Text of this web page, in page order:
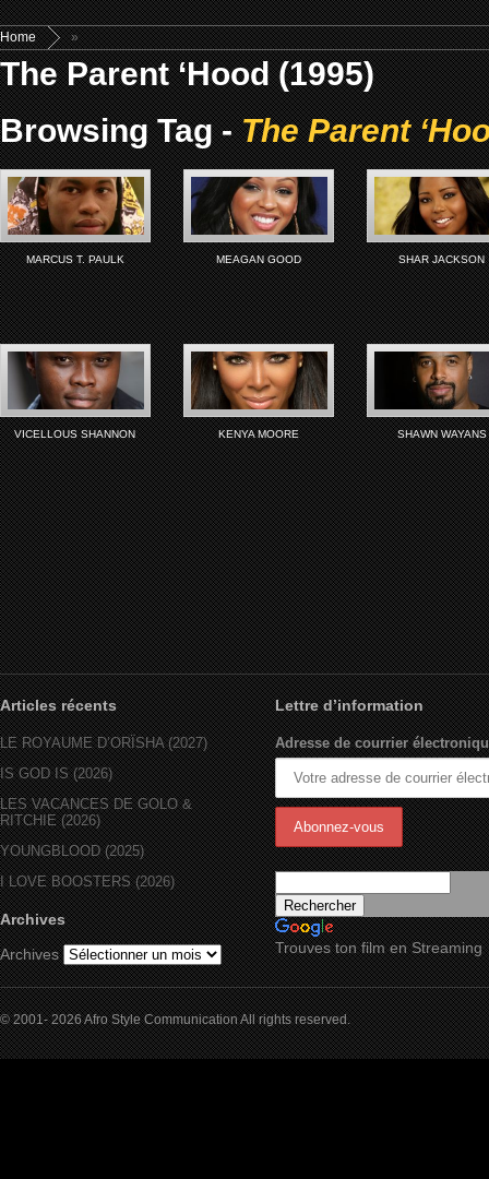
Home »
The Parent ‘Hood (1995)
Browsing Tag -The Parent
MARCUS T. PAULK MEAGAN GOOD SHAR JACKSON
VICELLOUS SHANNON KENYA MOORE SHAWN WAYANS
Articles récents
LE ROYAUME D’ORÏSHA (2027)
IS GOD IS (2026)
LES VACANCES DE GOLO &
RITCHIE (2026)
YOUNGBLOOD (2025)
I LOVE BOOSTERS (2026)
Archives
Archives
Lettre d’information
Adresse de courrier
Trouves ton film en Streaming
© 2001- 2026 Afro Style Communication All rights reserved.